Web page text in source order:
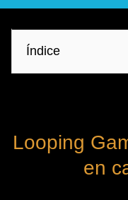
Índice
Looping
en